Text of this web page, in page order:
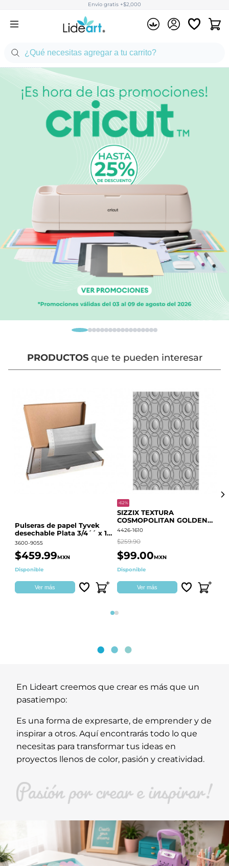
Envío gratis +$2,000
PRODUCTOSque te pueden interesar
Pulseras de papel Tyvek
desechable Plata 3/4´´ x 10
´´
3600-9055
$459.99MXN
Disponible
Ver más
-62%
SIZZIX TEXTURA
COSMOPOLITAN GOLDEN
RINGS S.PARK 666700
4426-1610
$259.90
$99.00MXN
Disponible
Ver más
Página 1
Página 2
En Lideart creemos que crear es más que un
pasatiempo:
Es una forma de expresarte, de emprender y de
inspirar a otros. Aquí encontrarás todo lo que
necesitas para transformar tus ideas en
proyectos llenos de color, pasión y creatividad.